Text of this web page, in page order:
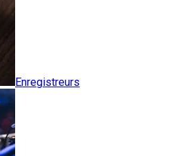
Enregistreurs